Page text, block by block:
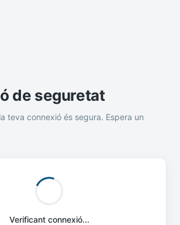
de seguretat
teva connexió és segura. Espera un
Verificant connexió...